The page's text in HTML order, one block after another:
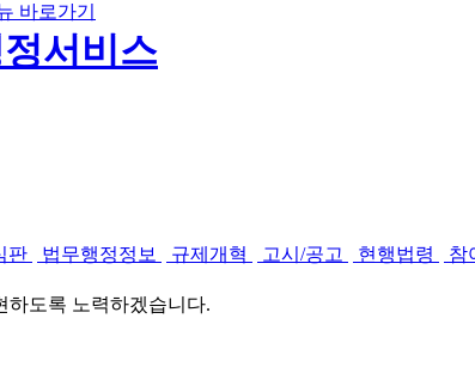
바로가기
판 법무행정정보 규제개혁 고시/공고 현행법령 참
하도록 노력하겠습니다.